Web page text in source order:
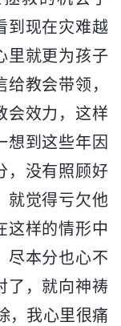
到现在灾难越
里就更为孩子
教会带领，
会效力，这样
想到这些年因
，没有照顾好
就觉得亏欠他
这样的情形中
尽本分也心不
了，就向神祷
，我心里很痛